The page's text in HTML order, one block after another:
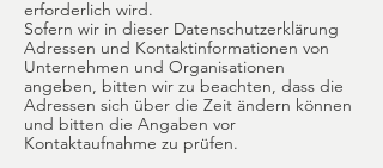
erforderlich wird.
Sofern wir in dieser Datenschutzerklärung
Adressen und Kontaktinformationen von
Unternehmen und Organisationen
angeben, bitten wir zu beachten, dass die
Adressen sich über die Zeit ändern können
und bitten die Angaben vor
Kontaktaufnahme zu prüfen.